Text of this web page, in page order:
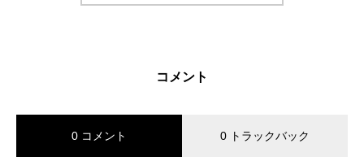
コメント
0 コメント 0 トラックバック